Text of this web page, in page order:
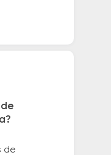
de